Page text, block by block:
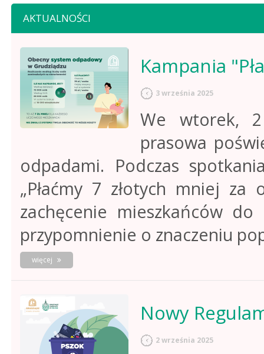
AKTUALNOŚCI
Kampania
3 września 2025
We wtorek, 2
prasowa
odpadami. Podczas
„Płaćmy 7 złotych mniej
zachęcenie mieszkańców
przypomnienie o znaczeniu
więcej o
kampania
"płaćmy
złotych
mniej
za
odpady"
Nowy
2 września 2025